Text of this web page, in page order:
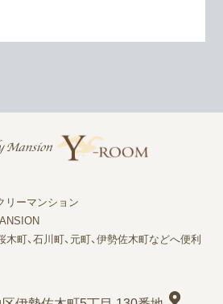
リーマンション
木町、石川町、元町、伊勢佐木町などへ便利